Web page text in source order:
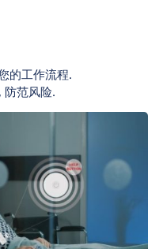
的工作流程.
防范风险.